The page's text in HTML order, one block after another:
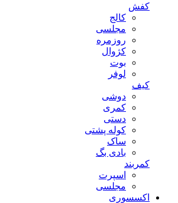
کفش
کالج
مجلسی
روزمره
کژوال
بوت
لوفر
کیف
دوشی
کمری
دستی
کوله پشتی
ساک
بادی بگ
کمربند
اسپرت
مجلسی
اکسسوری